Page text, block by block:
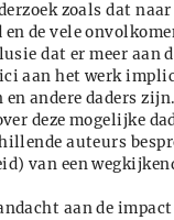
zoals dat
de vele
dat er meer aan
aan het werk
andere daders
deze mogelijke
auteurs
van een
aan de